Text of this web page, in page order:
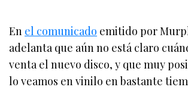
En el comunicado emitido por
adelanta que aún no está claro
venta el nuevo disco, y que muy
lo veamos en vinilo en bastante